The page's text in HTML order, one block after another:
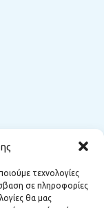
τεχνολογίες
σε πληροφορίες
θα μας